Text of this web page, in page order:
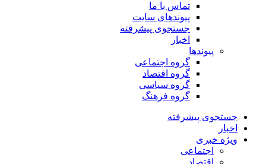
تماس با ما
پیوندهای سایت
جستجوی پیشرفته
اخبار
پیوندها
گروه اجتماعی
گروه اقتصاد
گروه سیاسی
گروه فرهنگ
جستجوی پیشرفته
اخبار
ویژه خبری
اجتماعی
اقتصاد